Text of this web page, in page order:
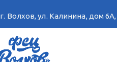
г. Волхов,ул. Калинина, дом 6А,